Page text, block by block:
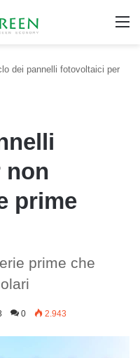
dei pannelli fotovoltaici per
non
prime
prime che
0 2.943